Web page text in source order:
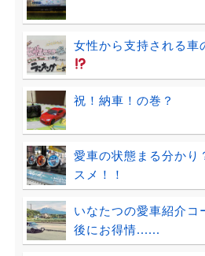
女性から支持される車
祝！納車！の巻？
愛車の状態まる分かり
スメ！！
いなたつの愛車紹介
後にお得情......